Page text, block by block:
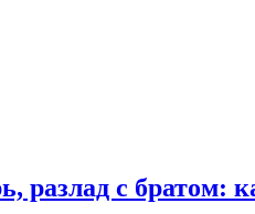
разлад с братом: